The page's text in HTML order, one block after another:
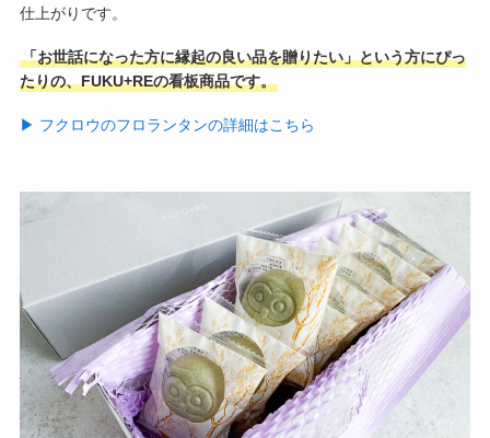
仕上がりです。
「お世話になった方に縁起の良い品を贈りたい」という方にぴっ
たりの、FUKU+REの看板商品です。
▶︎ フクロウのフロランタンの詳細はこちら